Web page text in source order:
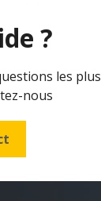
?
les plus
nous